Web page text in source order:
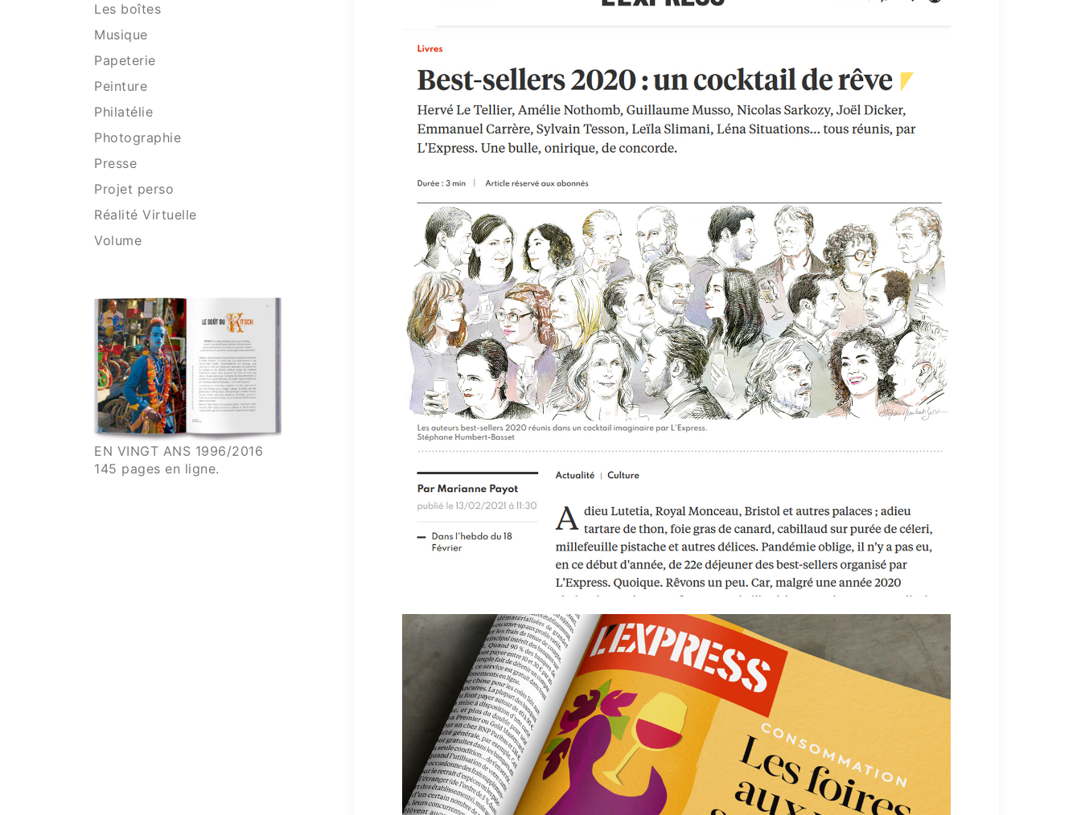
Les boîtes
Musique
Papeterie
Peinture
Philatélie
Photographie
Presse
Projet perso
Réalité Virtuelle
Volume
EN VINGT ANS 1996/2016
145 pages en ligne.